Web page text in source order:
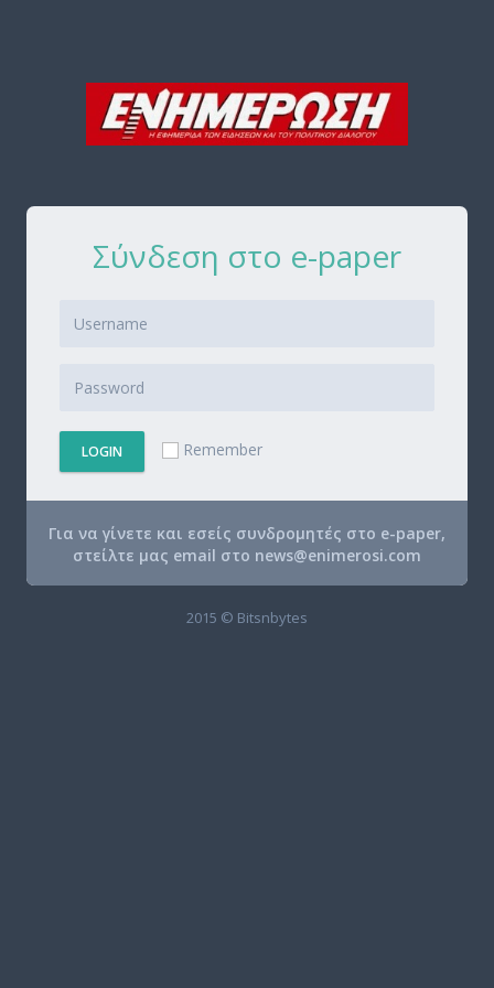
Σύνδεση στο e-paper
LOGIN Remember
Για να γίνετε και εσείς συνδρομητές στο e-paper,
στείλτε μας email στο news@enimerosi.com
2015 © Bitsnbytes